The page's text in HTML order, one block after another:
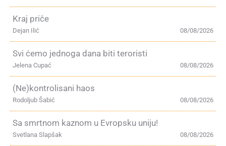
Kraj priče
08/08/2026
Dejan Ilić
Svi ćemo jednoga dana biti teroristi
08/08/2026
Jelena Cupać
(Ne)kontrolisani haos
08/08/2026
Rodoljub Šabić
Sa smrtnom kaznom u Evropsku uniju!
08/08/2026
Svetlana Slapšak